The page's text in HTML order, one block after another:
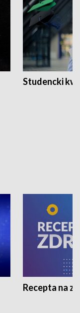
Studencki
Recepta na